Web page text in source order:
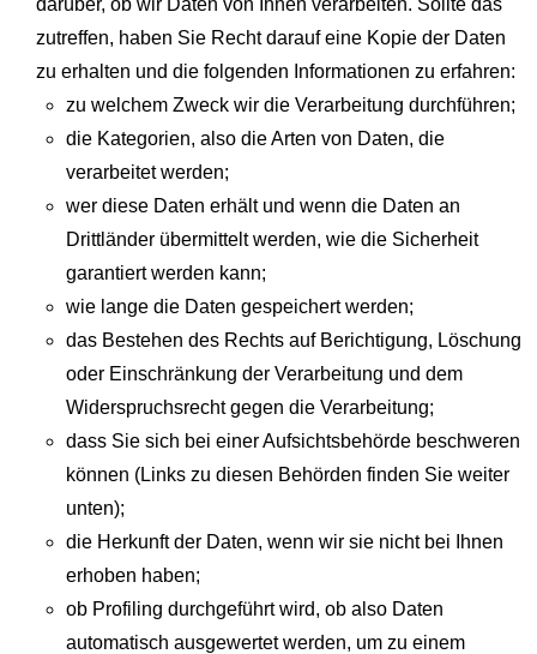
darüber, ob wir Daten von Ihnen verarbeiten. Sollte das
zutreffen, haben Sie Recht darauf eine Kopie der Daten
zu erhalten und die folgenden Informationen zu erfahren:
zu welchem Zweck wir die Verarbeitung durchführen;
die Kategorien, also die Arten von Daten, die
verarbeitet werden;
wer diese Daten erhält und wenn die Daten an
Drittländer übermittelt werden, wie die Sicherheit
garantiert werden kann;
wie lange die Daten gespeichert werden;
das Bestehen des Rechts auf Berichtigung, Löschung
oder Einschränkung der Verarbeitung und dem
Widerspruchsrecht gegen die Verarbeitung;
dass Sie sich bei einer Aufsichtsbehörde beschweren
können (Links zu diesen Behörden finden Sie weiter
unten);
die Herkunft der Daten, wenn wir sie nicht bei Ihnen
erhoben haben;
ob Profiling durchgeführt wird, ob also Daten
automatisch ausgewertet werden, um zu einem